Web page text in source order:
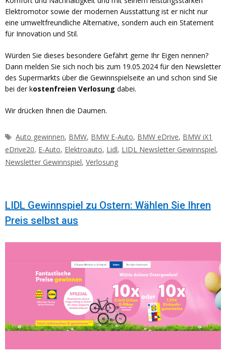
Elektromotor sowie der modernen Ausstattung ist er nicht nur
eine umweltfreundliche Alternative, sondern auch ein Statement
für Innovation und Stil.
Würden Sie dieses besondere Gefährt gerne Ihr Eigen nennen?
Dann melden Sie sich noch bis zum 19.05.2024 für den Newsletter
des Supermarkts über die Gewinnspielseite an und schon sind Sie
bei der kostenfreien Verlosung dabei.
Wir drücken Ihnen die Daumen.
Schlagwörter
Auto gewinnen, BMW, BMW E-Auto, BMW eDrive, BMW iX1
eDrive20, E-Auto, Elektroauto, Lidl, LIDL Newsletter Gewinnspiel,
Newsletter Gewinnspiel, Verlosung
LIDL Gewinnspiel zu Ostern: Wählen Sie Ihren
Preis selbst aus